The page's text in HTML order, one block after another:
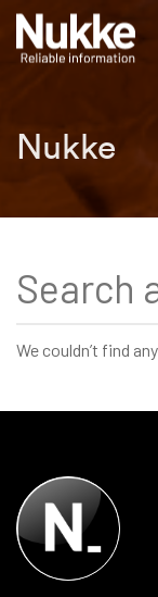
Nukke
We couldn’t find